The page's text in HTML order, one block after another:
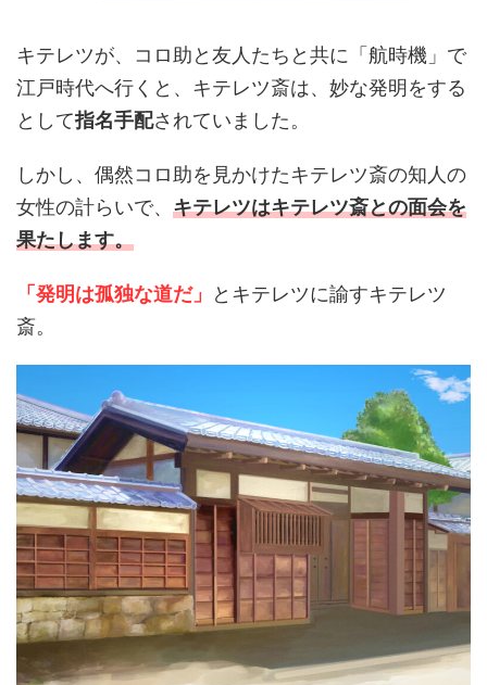
キテレツが、コロ助と友人たちと共に「航時機」で
江戸時代へ行くと、キテレツ斎は、妙な発明をする
として指名手配されていました。
しかし、偶然コロ助を見かけたキテレツ斎の知人の
女性の計らいで、 キテレツはキテレツ斎との面会を
果たします。
「発明は孤独な道だ」
とキテレツに諭すキテレツ
斎。